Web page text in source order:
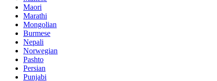
Maori
Marathi
Mongolian
Burmese
Nepali
Norwegian
Pashto
Persian
Punjabi